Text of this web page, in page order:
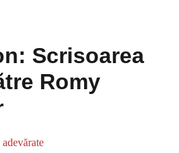
Scrisoarea
Romy